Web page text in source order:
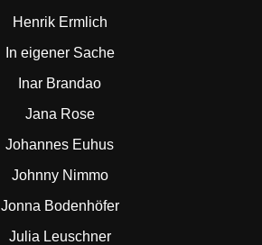
Henrik Ermlich
In eigener Sache
Inar Brandao
Jana Rose
Johannes Euhus
Johnny Nimmo
Jonna Bodenhöfer
Julia Leuschner